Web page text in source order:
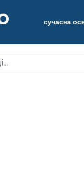
сучасна